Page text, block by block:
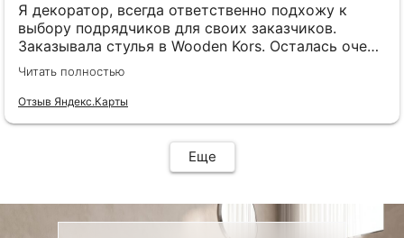
Я декоратор, всегда ответственно подхожу к
выбору подрядчиков для своих заказчиков.
Заказывала стулья в Wooden Kors. Осталась очень
довольна качеством, скоростью исполнения,
доставкой! А особенно
клиентоориентированностью менеджеров. Все
удобством гостей! Особенно приятно было то, что
по запросу выслали образцы тканей обивки и я
сочетающееся с основным текстилем ресторана.
Читать полностью
Отзыв Яндекс.Карты
Еще